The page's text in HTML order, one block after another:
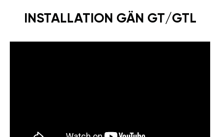
INSTALLATION GÄN GT/GTL